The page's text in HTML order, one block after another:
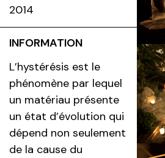
2014
INFORMATION
L’hystérésis est le
phénomène par lequel
un matériau présente
un état d’évolution qui
dépend non seulement
de la cause du